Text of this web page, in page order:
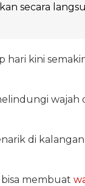
secara
hari kini
wajah
di
membuat